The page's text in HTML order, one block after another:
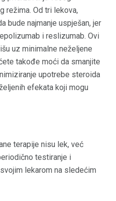
režima. Od tri lekova,
bude najmanje uspješan, jer
i reslizumab. Ovi
uz minimalne neželjene
takođe moći da smanjite
upotrebe steroida
efekata koji mogu
terapije nisu lek, već
testiranje i
lekarom na sledećim